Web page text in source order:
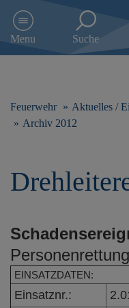
e
Menu Suche
Feuerwehr Aktuelles /
Archiv 2012
Personenrettung
EINSATZDATEN:
Einsatznr.: